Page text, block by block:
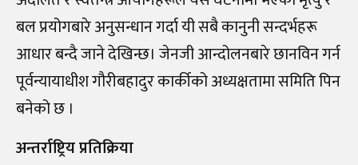
बल प्रयोगबारे अनुसन्धान गर्दा यी सबै कानुनी सन्दर्भहरू
आधार बन्दै जाने देखिन्छ। जेनजी आन्दोलनबारे छानविन गर्न
पूर्वन्यायाधीश गौरीबहादुर कार्कीको अध्यक्षतामा समिति पिन
बनेको छ ।
अन्तर्राष्ट्रिय प्रतिक्रिया